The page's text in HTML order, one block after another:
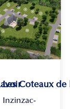
Les Coteaux
Inzinzac-